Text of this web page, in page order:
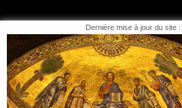
Dernière mise à jour du site